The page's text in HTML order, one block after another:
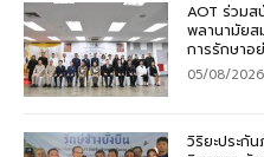
AOT ร่วมส
พลานามัยส
การรักษาอ
05/08/2026
วิริยะประกั